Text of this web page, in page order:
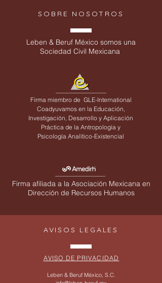
SOBRE NOSOTROS
Leben & Beruf México somos una
Sociedad Civil Mexicana
Firma miembro de GLE-International
Coadyuvamos en la Educación,
Investigación, Desarrollo y Aplicación
Práctica de la Antropología y
Psicología Analítico-Existencial
Firma afiliada a la Asociación Mexicana en
Dirección de Recursos Humanos
AVISOS LEGALES
AVISO DE PRIVACIDAD
Leben & Beruf México, S.C.